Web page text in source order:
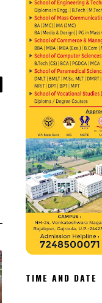
TIME AND DATE